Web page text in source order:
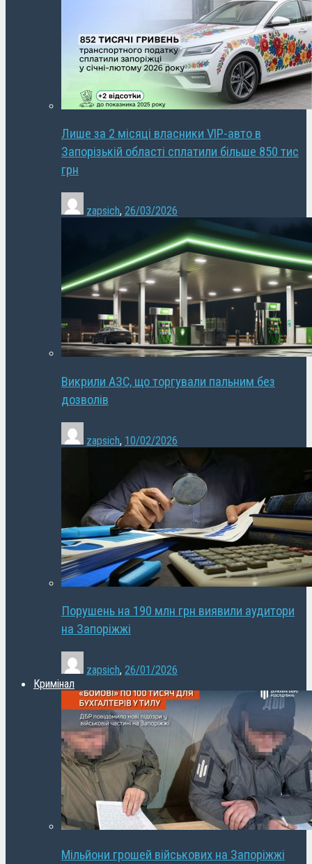
Лише за 2 місяці власники VIP-авто в
Запорізькій області сплатили більше 850 тис
грн
zapsich, 26/03/2026
Викрили АЗС, що торгували пальним без
дозволів
zapsich, 10/02/2026
Порушень на 190 млн грн виявили аудитори
на Запоріжжі
zapsich, 26/01/2026
Кримінал
Мільйони грошей військових на Запоріжжі